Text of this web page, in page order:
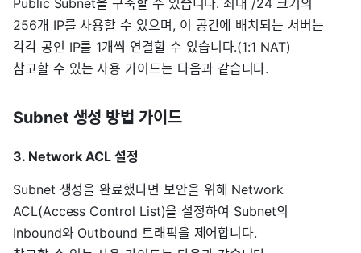
256개 IP를 사용할 수 있으며, 이 공간에 배치되는 서버는
각각 공인 IP를 1개씩 연결할 수 있습니다.(1:1 NAT)
참고할 수 있는 사용 가이드는 다음과 같습니다.
Subnet 생성 방법 가이드
3. Network ACL 설정
Subnet 생성을 완료했다면 보안을 위해 Network
ACL(Access Control List)을 설정하여 Subnet의
Inbound와 Outbound 트래픽을 제어합니다.